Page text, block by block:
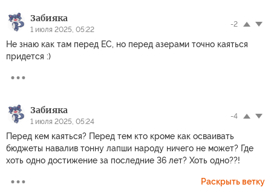
Забияка
1 июля 2025, 05:22
-2
Не знаю как там перед ЕС, но перед азерами точно каяться
придется :)
Забияка
1 июля 2025, 05:24
-4
Перед кем каяться? Перед тем кто кроме как осваивать
бюджеты навалив тонну лапши народу ничего не может? Где
хоть одно достижение за последние 36 лет? Хоть одно??!
Раскрыть ветку